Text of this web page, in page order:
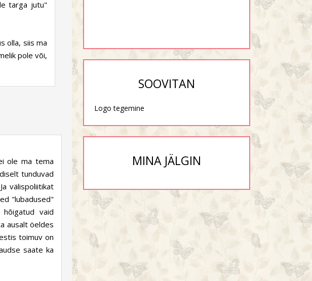
targa jutu"
olla, siis ma
pole või,
ole ma tema
tunduvad
välispoliitikat
"lubadused"
vaid
ausalt öeldes
toimuv on
saate ka
SOOVITAN
Logo tegemine
MINA JÄLGIN